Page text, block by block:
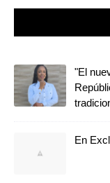
"El
En